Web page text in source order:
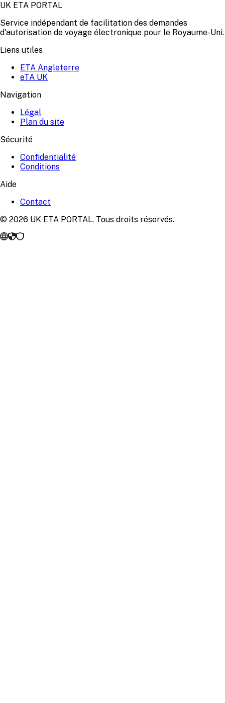
UK ETA PORTAL
Service indépendant de facilitation des demandes
d'autorisation de voyage électronique pour le Royaume-Uni.
Liens utiles
ETA Angleterre
eTA UK
Navigation
Légal
Plan du site
Sécurité
Confidentialité
Conditions
Aide
Contact
© 2026 UK ETA PORTAL. Tous droits réservés.